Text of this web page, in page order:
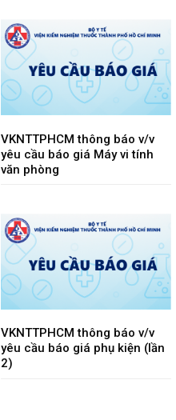
VKNTTPHCM thông báo v/v
yêu cầu báo giá Máy vi tính
văn phòng
VKNTTPHCM thông báo v/v
yêu cầu báo giá phụ kiện (lần
2)